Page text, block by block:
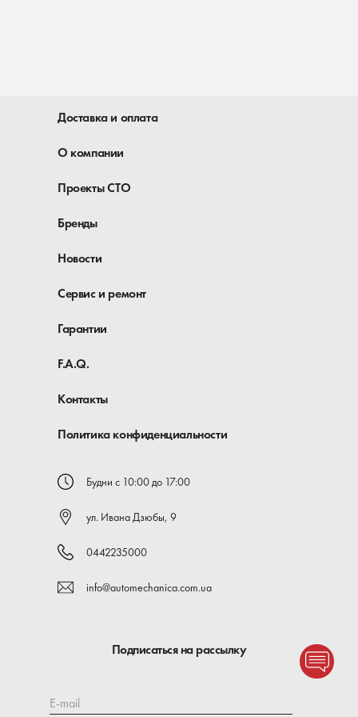
Доставка и оплата
О компании
Проекты СТО
Бренды
Новости
Сервис и ремонт
Гарантии
F.A.Q.
Контакты
Политика конфиденциальности
Будни с 10:00 до 17:00
ул. Ивана Дзюбы, 9
0442235000
info@automechanica.com.ua
Подписаться на рассылку
E-mail